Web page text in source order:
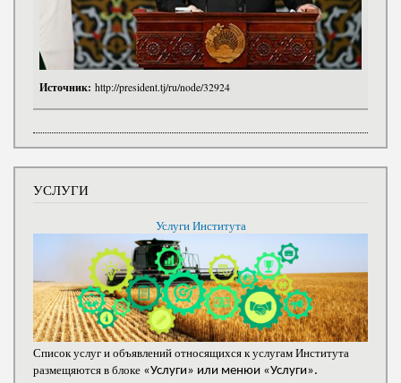
Источник: http://president.tj/ru/node/32924
УСЛУГИ
Услуги Института
Список услуг и объявлений относящихся к услугам Института
размещяются в блоке «Услуги» или менюи «Услуги».